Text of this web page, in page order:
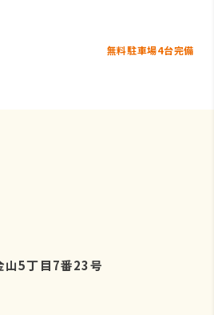
個人情報を厳密に管理
お客様ご本人を確認さ
うえで、合理的な期間
ます。
無料駐車場4台完備
山5丁目7番23号